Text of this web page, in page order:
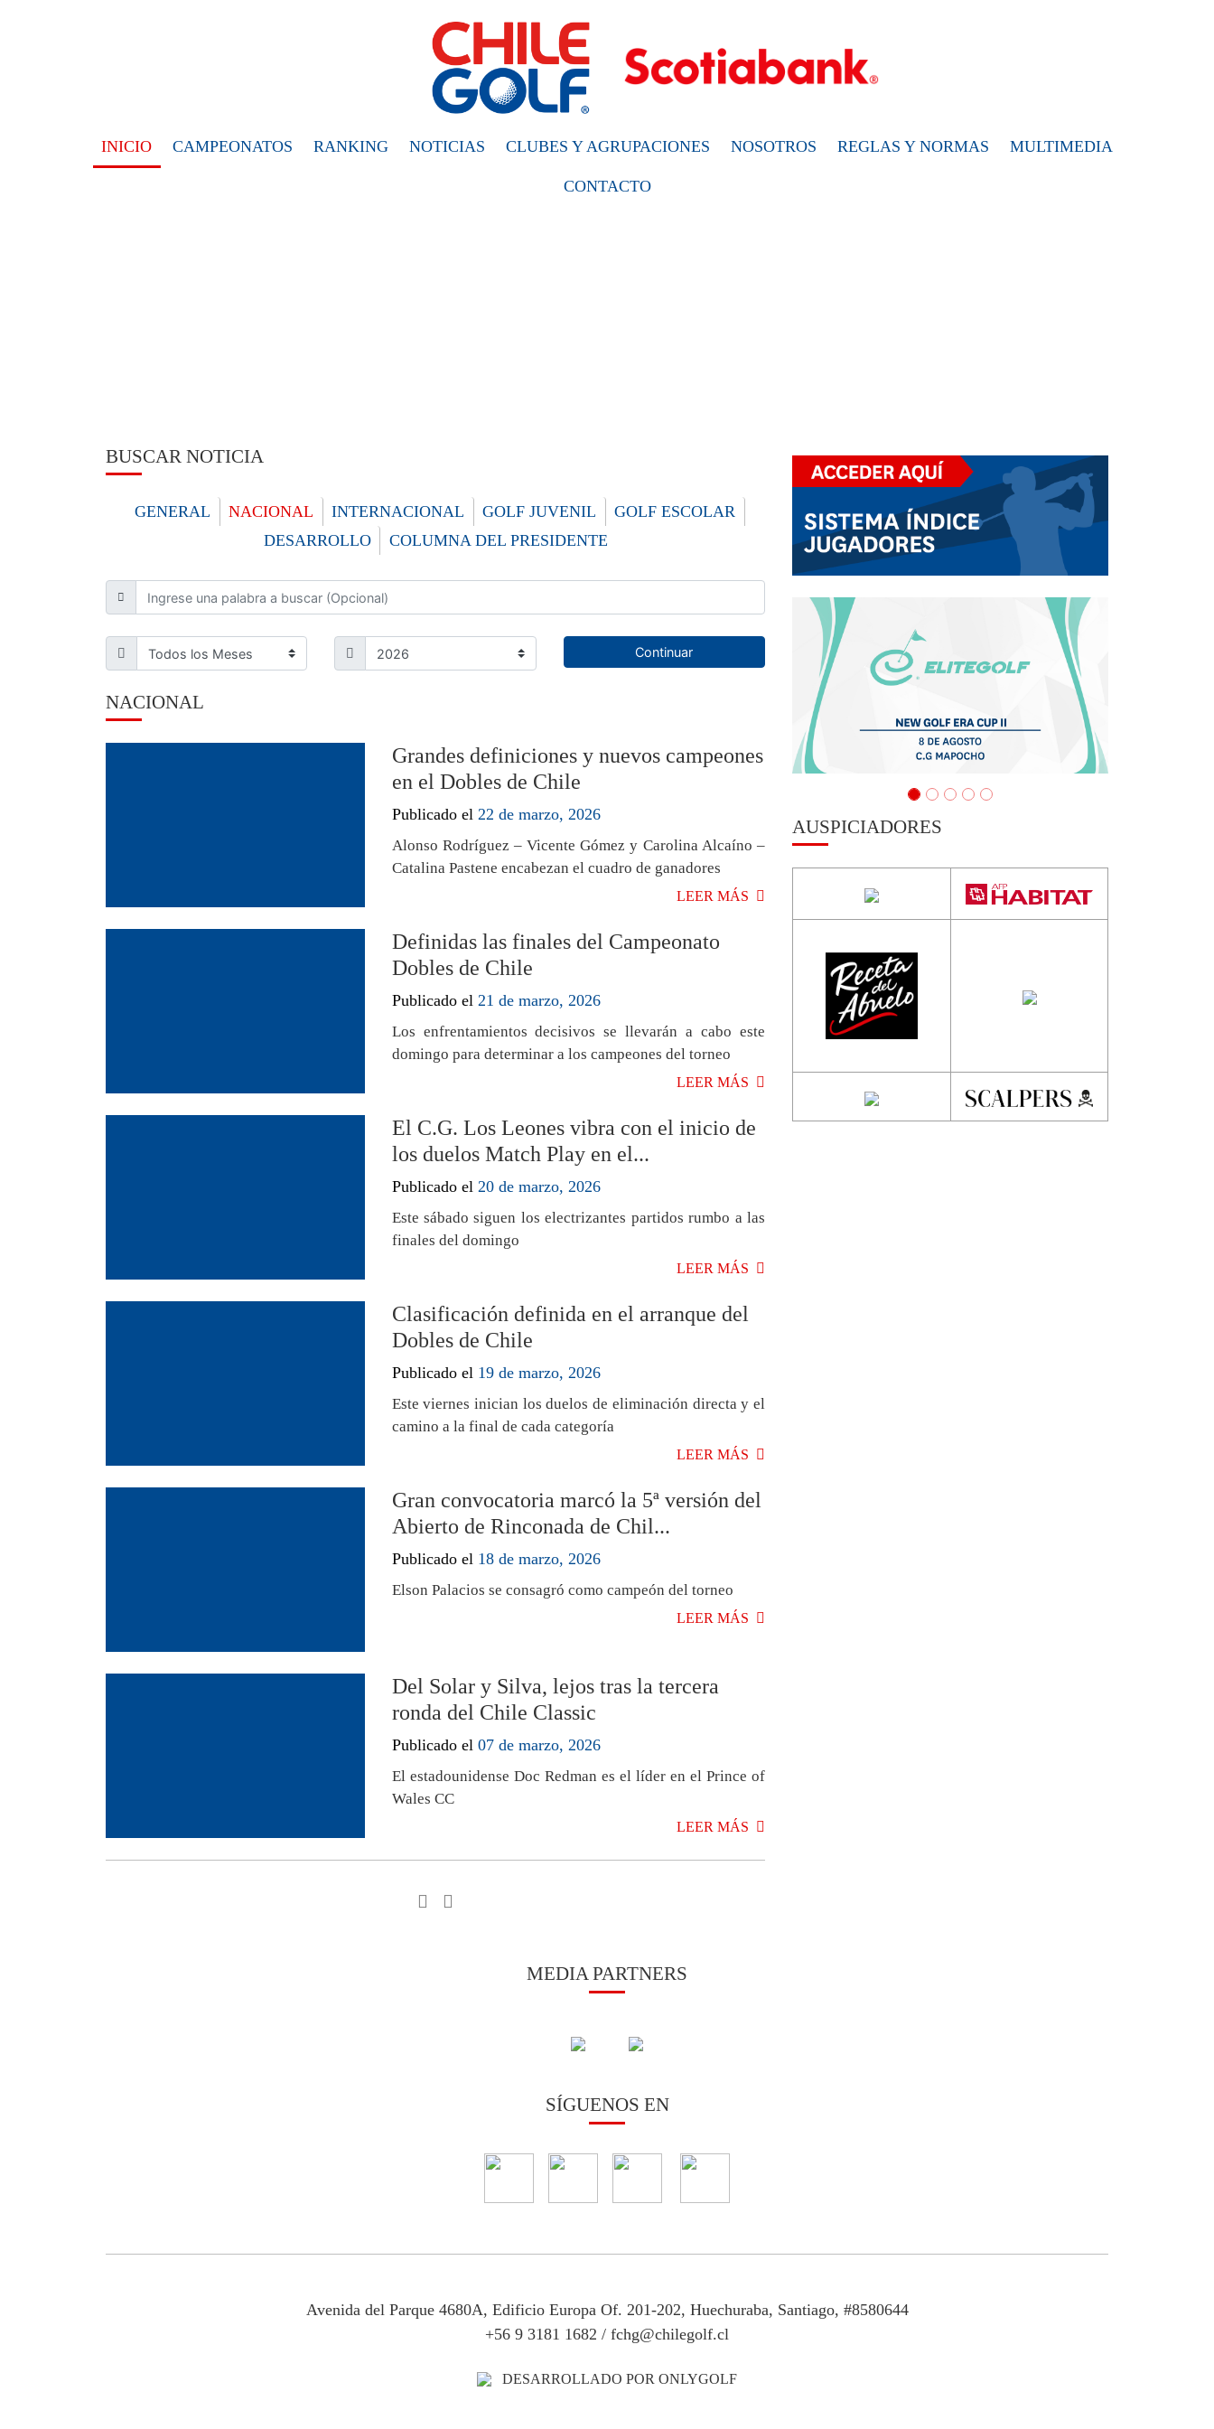
INICIO CAMPEONATOS RANKING NOTICIAS CLUBES Y AGRUPACIONES NOSOTROS REGLAS Y NORMAS MULTIMEDIA
CONTACTO
BUSCAR NOTICIA
GENERAL NACIONAL INTERNACIONAL GOLF JUVENIL
GOLF ESCOLAR
DESARROLLO
COLUMNA DEL PRESIDENTE
Continuar
NACIONAL
Grandes definiciones y nuevos campeones
en el Dobles de Chile
Publicado el 22 de marzo, 2026
Alonso Rodríguez – Vicente Gómez y Carolina Alcaíno –
Catalina Pastene encabezan el cuadro de ganadores
LEER MÁS
Definidas las finales del Campeonato
Dobles de Chile
Publicado el 21 de marzo, 2026
Los enfrentamientos decisivos se llevarán a cabo este
domingo para determinar a los campeones del torneo
LEER MÁS
El C.G. Los Leones vibra con el inicio de
los duelos Match Play en el...
Publicado el 20 de marzo, 2026
Este sábado siguen los electrizantes partidos rumbo a las
finales del domingo
LEER MÁS
Clasificación definida en el arranque del
Dobles de Chile
Publicado el 19 de marzo, 2026
Este viernes inician los duelos de eliminación directa y el
camino a la final de cada categoría
LEER MÁS
Gran convocatoria marcó la 5ª versión del
Abierto de Rinconada de Chil...
Publicado el 18 de marzo, 2026
Elson Palacios se consagró como campeón del torneo
LEER MÁS
Del Solar y Silva, lejos tras la tercera
ronda del Chile Classic
Publicado el 07 de marzo, 2026
El estadounidense Doc Redman es el líder en el Prince of
Wales CC
LEER MÁS
AUSPICIADORES
MEDIA PARTNERS
SÍGUENOS EN
Avenida del Parque 4680A, Edificio Europa Of. 201-202, Huechuraba, Santiago, #8580644
+56 9 3181 1682 / fchg@chilegolf.cl
DESARROLLADO POR ONLYGOLF